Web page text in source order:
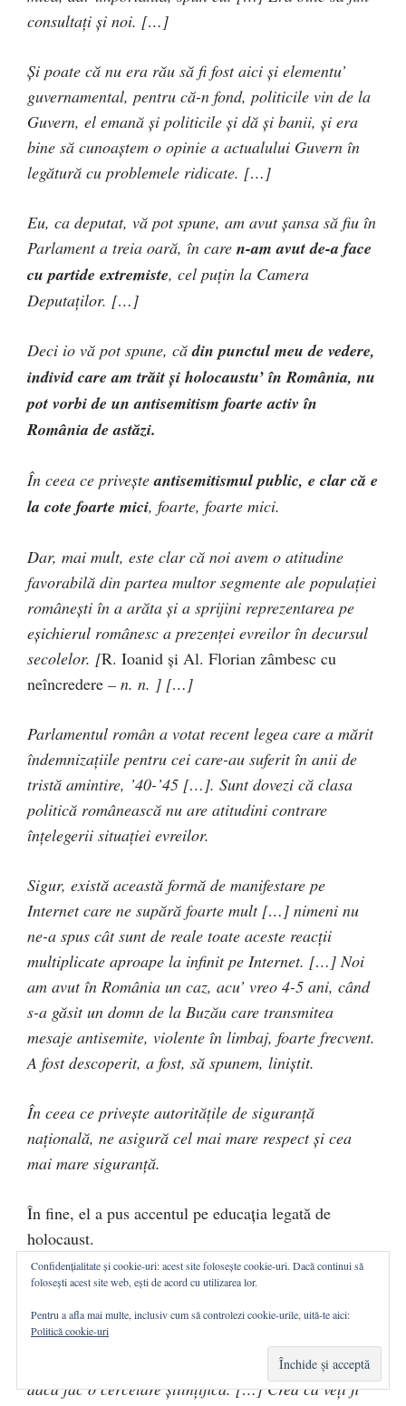
consultați și noi. […]
Și poate că nu era rău să fi fost aici și elementu’
guvernamental, pentru că-n fond, politicile vin de la
Guvern, el emană și politicile și dă și banii, și era
bine să cunoaștem o opinie a actualului Guvern în
legătură cu problemele ridicate. […]
Eu, ca deputat, vă pot spune, am avut șansa să fiu în
Parlament a treia oară, în care n-am avut de-a face
cu partide extremiste, cel puțin la Camera
Deputaților. […]
Deci io vă pot spune, cădin punctul meu de vedere,
individ care am trăit și holocaustu’ în România, nu
pot vorbi de un antisemitism foarte activ în
România de astăzi.
În ceea ce priveșteantisemitismul public, e clar că e
la cote foarte mici, foarte, foarte mici.
Dar, mai mult, este clar că noi avem o atitudine
favorabilă din partea multor segmente ale populației
românești în a arăta și a sprijini reprezentarea pe
eșichierul românesc a prezenței evreilor în decursul
secolelor. [R. Ioanid și Al. Florian zâmbesc cu
neîncredere – n. n. ] […]
Parlamentul român a votat recent legea care a mărit
îndemnizațiile pentru cei care-au suferit în anii de
tristă amintire, ’40-’45 […]. Sunt dovezi că clasa
politică românească nu are atitudini contrare
înțelegerii situației evreilor.
Sigur, există această formă de manifestare pe
Internet care ne supără foarte mult […] nimeni nu
ne-a spus cât sunt de reale toate aceste reacții
multiplicate aproape la infinit pe Internet. […] Noi
am avut în România un caz, acu’ vreo 4-5 ani, când
s-a găsit un domn de la Buzău care transmitea
mesaje antisemite, violente în limbaj, foarte frecvent.
A fost descoperit, a fost, să spunem, liniștit.
În ceea ce privește autoritățile de siguranță
națională, ne asigură cel mai mare respect și cea
mai mare siguranță.
În fine, el a pus accentul pe educația legată de
holocaust.
Al. Florian:
[Vizibil iritat] Îmi cer scuze dacă n-am știut că
trebuie consultată Federația Comunităților Evreiești
dacă fac o cercetare științifică. […] Cred că veți fi
Confidențialitate și cookie-uri: acest site folosește cookie-uri. Dacă continui să
folosești acest site web, ești de acord cu utilizarea lor.
Pentru a afla mai multe, inclusiv cum să controlezi cookie-urile, uită-te aici:
Politică cookie-uri